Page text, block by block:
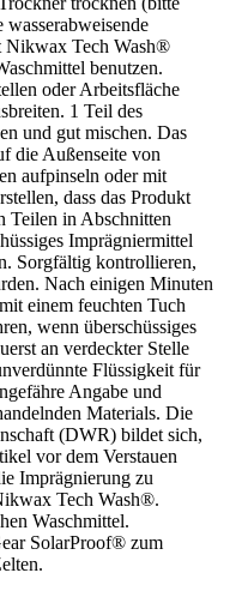
Nikwax Tech Wash®
benutzen.
oder Arbeitsfläche
1 Teil des
und gut mischen. Das
die Außenseite von
aufpinseln oder mit
dass das Produkt
Teilen in Abschnitten
Imprägniermittel
Sorgfältig kontrollieren,
Nach einigen Minuten
einem feuchten Tuch
wenn überschüssiges
an verdeckter Stelle
Flüssigkeit für
Angabe und
Materials. Die
(DWR) bildet sich,
vor dem Verstauen
Imprägnierung zu
Tech Wash®.
Waschmittel.
SolarProof® zum